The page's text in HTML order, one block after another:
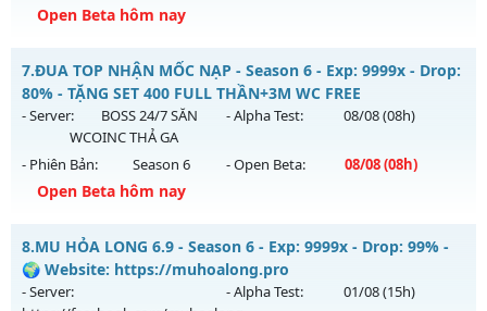
Antihack: XShield
Open Beta hôm nay
✅ Mu Thái Dương SS6 - Cày cuốc miễn phí, Boss liên tục,
sự kiện 24/24, cộng hưởng Full, cày quà nạp
Mu mới ra tháng 08 2026 - Mở máy chủ
Thái Dương Clasic
vào 13h ngày 08/08/2626
Exp: 500x - Drop: 25%
Kiểu reset: Reset In Game
Thể loại: Mu Nguyên bản Webzen
Antihack: VIP SHIELD
7.ĐUA TOP NHẬN MỐC NẠP - Season 6 - Exp: 9999x - Drop:
80% - TẶNG SET 400 FULL THẦN+3M WC FREE
- Server:
BOSS 24/7 SĂN
WCOINC THẢ GA
- Alpha Test: 08/08(08h)
- Phiên Bản: Season 6 - Open Beta: 08/08(08h)
Open Beta hôm nay
ĐUA TOP NHẬN MỐC NẠP - TẶNG SET 400 FULL THẦN+3M
WC FREE
Mu mới ra tháng 08 2026 - Mở máy chủ
BOSS 24/7 SĂN
8.MU HỎA LONG 6.9 - Season 6 - Exp: 9999x - Drop: 99% -
🌍 Website: https://muhoalong.pro
- Server:
- Alpha Test: 01/08(15h)